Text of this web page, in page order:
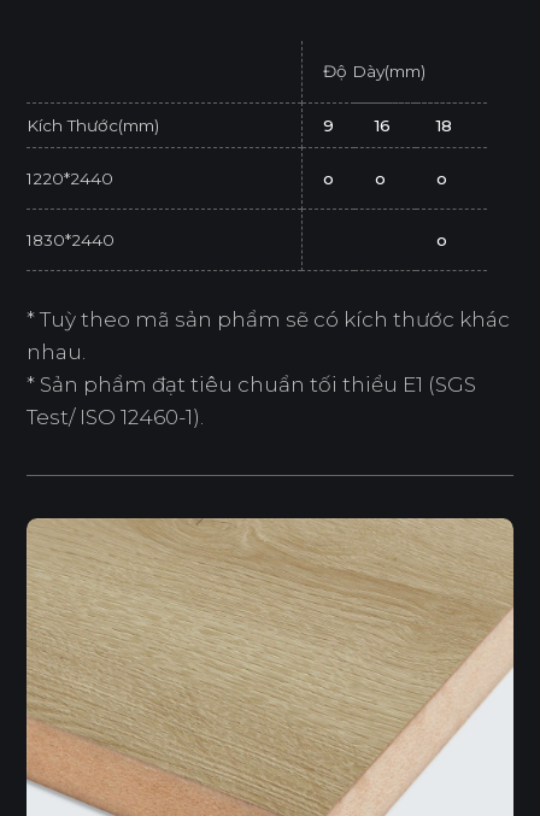
Độ Dày(mm)
Kích Thước(mm) 9 16 18
1220*2440 o o o
1830*2440 o
* Tuỳ theo mã sản phẩm sẽ có kích thước khác
nhau.
* Sản phẩm đạt tiêu chuẩn tối thiểu E1 (SGS
Test/ ISO 12460-1).